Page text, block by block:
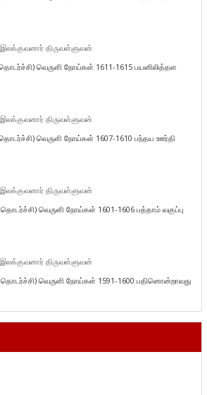
திருவள்ளுவன்
வெருளி நோய்கள் 1611-1615 பயனிலித்தள
திருவள்ளுவன்
வெருளி நோய்கள் 1607-1610 பந்தய ஊர்தி
திருவள்ளுவன்
வெருளி நோய்கள் 1601-1606 பத்தாம் வகுப்பு
திருவள்ளுவன்
வெருளி நோய்கள் 1591-1600 பதினொன்றாவது